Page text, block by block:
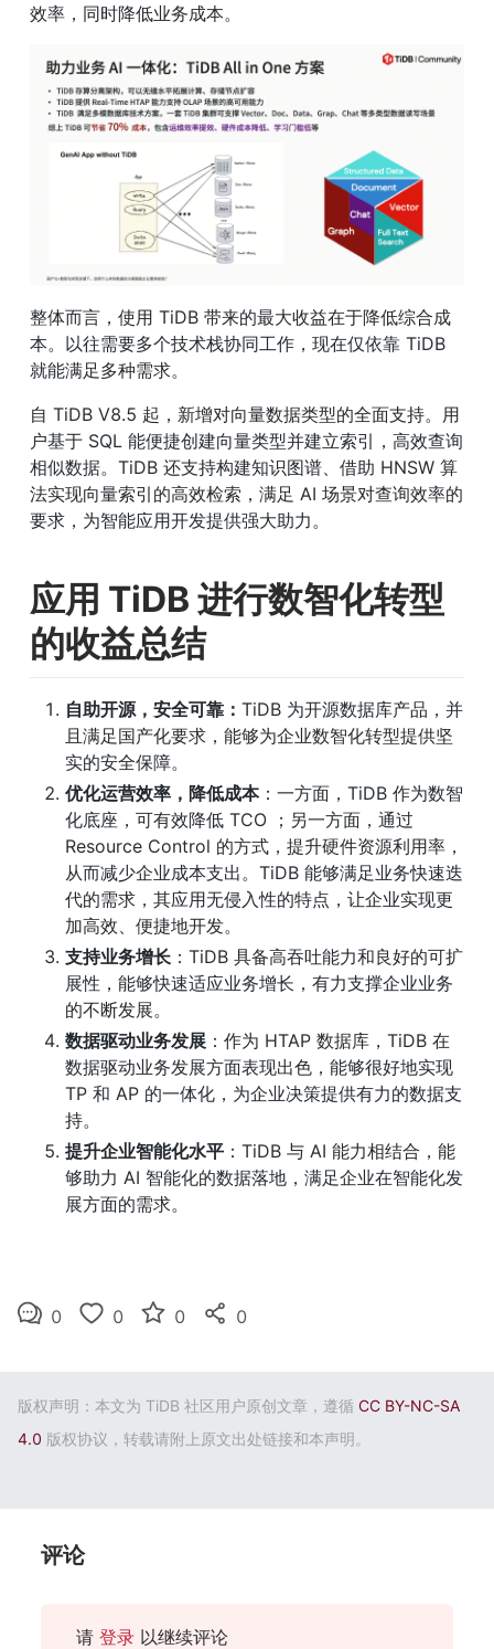
效率，同时降低业务成本。
整体而言，使用 TiDB 带来的最大收益在于降低综合成
本。以往需要多个技术栈协同工作，现在仅依靠 TiDB
就能满足多种需求。
自 TiDB V8.5 起，新增对向量数据类型的全面支持。用
户基于 SQL 能便捷创建向量类型并建立索引，高效查询
相似数据。TiDB 还支持构建知识图谱、借助 HNSW 算
法实现向量索引的高效检索，满足 AI 场景对查询效率的
要求，为智能应用开发提供强大助力。
应用 TiDB 进行数智化转型
的收益总结
自助开源，安全可靠： TiDB 为开源数据库产品，并
且满足国产化要求，能够为企业数智化转型提供坚
实的安全保障。
优化运营效率，降低成本：一方面，TiDB 作为数智
化底座，可有效降低 TCO ；另一方面，通过
Resource Control 的方式，提升硬件资源利用率，
从而减少企业成本支出。TiDB 能够满足业务快速迭
代的需求，其应用无侵入性的特点，让企业实现更
加高效、便捷地开发。
支持业务增长 ：TiDB 具备高吞吐能力和良好的可扩
展性，能够快速适应业务增长，有力支撑企业业务
的不断发展。
数据驱动业务发展 ：作为 HTAP 数据库，TiDB 在
数据驱动业务发展方面表现出色，能够很好地实现
TP 和 AP 的一体化，为企业决策提供有力的数据支
持。
提升企业智能化水平 ：TiDB 与 AI 能力相结合，能
够助力 AI 智能化的数据落地，满足企业在智能化发
展方面的需求。
0 0 0 0
版权声明：本文为 TiDB 社区用户原创文章，遵循 CC BY-NC-SA
4.0 版权协议，转载请附上原文出处链接和本声明。
评论
请 登录 以继续评论